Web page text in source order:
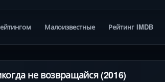
Малоизвестные Рейтинг IMDB
не возвращайся (2016)